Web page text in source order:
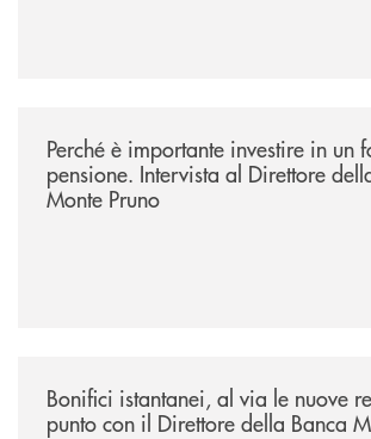
Perché è importante investire in un
pensione. Intervista al Direttore
Monte Pruno
Bonifici istantanei, al via le nuove
punto con il Direttore della Banca